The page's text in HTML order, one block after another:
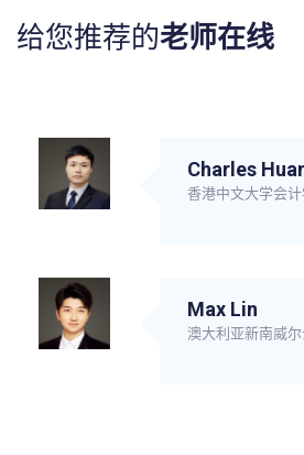
给您推荐的老师在线
Charles
香港中文大学会
Max Lin
澳大利亚新南威